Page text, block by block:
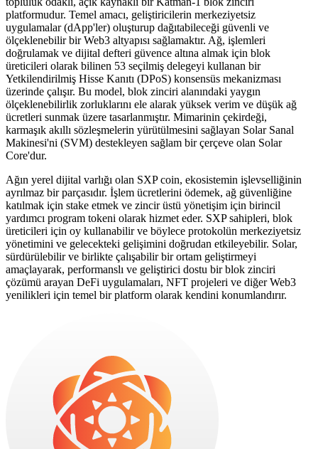
platformudur. Temel amacı, geliştiricilerin merkeziyetsiz
uygulamalar (dApp'ler) oluşturup dağıtabileceği güvenli ve
ölçeklenebilir bir Web3 altyapısı sağlamaktır. Ağ, işlemleri
doğrulamak ve dijital defteri güvence altına almak için blok
üreticileri olarak bilinen 53 seçilmiş delegeyi kullanan bir
Yetkilendirilmiş Hisse Kanıtı (DPoS) konsensüs mekanizması
üzerinde çalışır. Bu model, blok zinciri alanındaki yaygın
ölçeklenebilirlik zorluklarını ele alarak yüksek verim ve düşük ağ
ücretleri sunmak üzere tasarlanmıştır. Mimarinin çekirdeği,
karmaşık akıllı sözleşmelerin yürütülmesini sağlayan Solar Sanal
Makinesi'ni (SVM) destekleyen sağlam bir çerçeve olan Solar
Core'dur.
Ağın yerel dijital varlığı olan SXP coin, ekosistemin işlevselliğinin
ayrılmaz bir parçasıdır. İşlem ücretlerini ödemek, ağ güvenliğine
katılmak için stake etmek ve zincir üstü yönetişim için birincil
yardımcı program tokeni olarak hizmet eder. SXP sahipleri, blok
üreticileri için oy kullanabilir ve böylece protokolün merkeziyetsiz
yönetimini ve gelecekteki gelişimini doğrudan etkileyebilir. Solar,
sürdürülebilir ve birlikte çalışabilir bir ortam geliştirmeyi
amaçlayarak, performanslı ve geliştirici dostu bir blok zinciri
çözümü arayan DeFi uygulamaları, NFT projeleri ve diğer Web3
yenilikleri için temel bir platform olarak kendini konumlandırır.